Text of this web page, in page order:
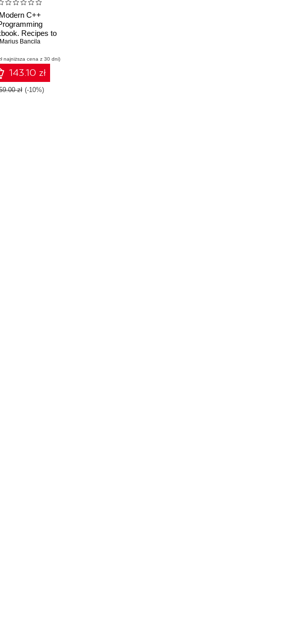
Modern C++
Recipes to
data structure,
in C++17
Marius Bancila
najniższa cena z 30 dni)
143.10 zł
zł (-10%)